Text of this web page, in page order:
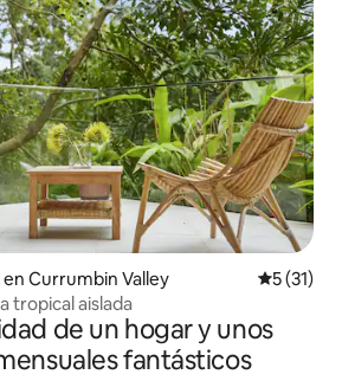
Currumbin Valley
5 (31)
tropical aislada
de un hogar y unos
fantásticos